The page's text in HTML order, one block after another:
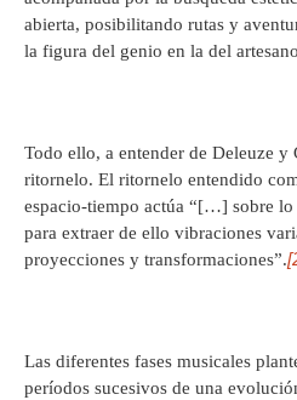
abierta, posibilitando rutas y
la figura del genio en la del
Todo ello, a entender de Deleuze y
ritornelo. El ritornelo entendido
espacio-tiempo actúa “[…] sobre
para extraer de ello vibraciones
proyecciones y transformaciones”.
Las diferentes fases musicales
períodos sucesivos de una